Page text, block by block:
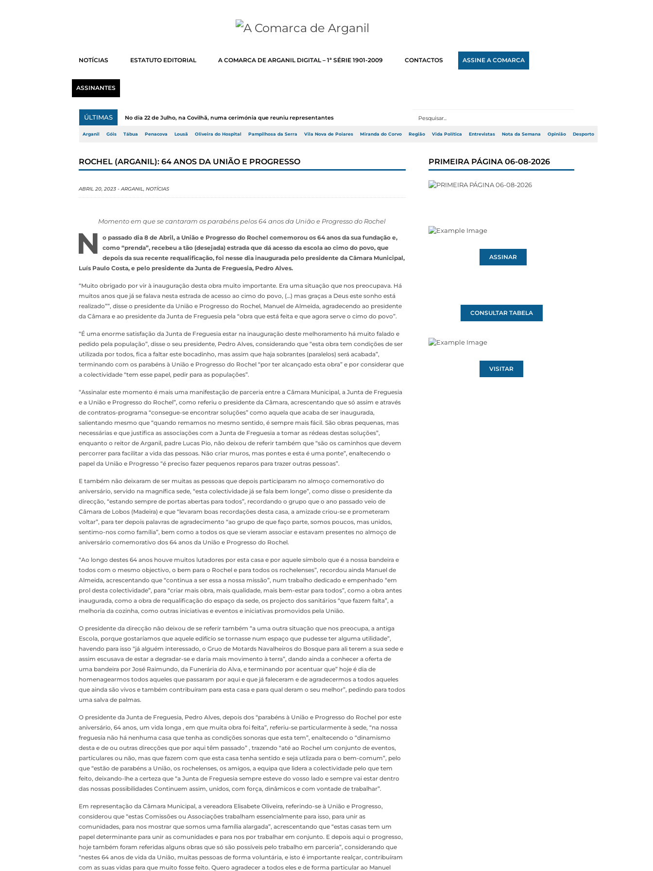
NOTÍCIAS ESTATUTO EDITORIAL A COMARCA DE ARGANIL DIGITAL – 1ª SÉRIE 1901-2009 CONTACTOS ASSINE A COMARCA
ASSINANTES
ÚLTIMAS No dia 22 de Julho, na Covilhã, numa cerimónia que reuniu representantes do Go...
Arganil Góis Tábua Penacova Lousã Oliveira do Hospital Pampilhosa da Serra Vila Nova de Poiares Miranda do Corvo Região Vida Política Entrevistas Nota da Semana Opinião Desporto
ROCHEL (ARGANIL): 64 ANOS DA UNIÃO E PROGRESSO
ABRIL 20, 2023 -ARGANIL, NOTÍCIAS
Momento em que se cantaram os parabéns pelos 64 anos da União e Progresso do Rochel
N
o passado dia 8 de Abril, a União e Progresso do Rochel comemorou os 64 anos da sua fundação e,
como “prenda”, recebeu a tão (desejada) estrada que dá acesso da escola ao cimo do povo, que
depois da sua recente requalificação, foi nesse dia inaugurada pelo presidente da Câmara Municipal,
Luís Paulo Costa, e pelo presidente da Junta de Freguesia, Pedro Alves.
“Muito obrigado por vir à inauguração desta obra muito importante. Era uma situação que nos preocupava. Há
muitos anos que já se falava nesta estrada de acesso ao cimo do povo, (…) mas graças a Deus este sonho está
realizado””, disse o presidente da União e Progresso do Rochel, Manuel de Almeida, agradecendo ao presidente
da Câmara e ao presidente da Junta de Freguesia pela “obra que está feita e que agora serve o cimo do povo”.
“É uma enorme satisfação da Junta de Freguesia estar na inauguração deste melhoramento há muito falado e
pedido pela população”, disse o seu presidente, Pedro Alves, considerando que “esta obra tem condições de ser
utilizada por todos, fica a faltar este bocadinho, mas assim que haja sobrantes (paralelos) será acabada”,
terminando com os parabéns à União e Progresso do Rochel “por ter alcançado esta obra” e por considerar que
a colectividade “tem esse papel, pedir para as populações”.
“Assinalar este momento é mais uma manifestação de parceria entre a Câmara Municipal, a Junta de Freguesia
e a União e Progresso do Rochel”, como referiu o presidente da Câmara, acrescentando que só assim e através
de contratos-programa “consegue-se encontrar soluções” como aquela que acaba de ser inaugurada,
salientando mesmo que “quando remamos no mesmo sentido, é sempre mais fácil. São obras pequenas, mas
necessárias e que justifica as associações com a Junta de Freguesia a tomar as rédeas destas soluções”,
enquanto o reitor de Arganil, padre Lucas Pio, não deixou de referir também que “são os caminhos que devem
percorrer para facilitar a vida das pessoas. Não criar muros, mas pontes e esta é uma ponte”, enaltecendo o
papel da União e Progresso “é preciso fazer pequenos reparos para trazer outras pessoas”.
E também não deixaram de ser muitas as pessoas que depois participaram no almoço comemorativo do
aniversário, servido na magnífica sede, “esta colectividade já se fala bem longe”, como disse o presidente da
direcção, “estando sempre de portas abertas para todos”, recordando o grupo que o ano passado veio de
Câmara de Lobos (Madeira) e que “levaram boas recordações desta casa, a amizade criou-se e prometeram
voltar”, para ter depois palavras de agradecimento “ao grupo de que faço parte, somos poucos, mas unidos,
sentimo-nos como família”, bem como a todos os que se vieram associar e estavam presentes no almoço de
aniversário comemorativo dos 64 anos da União e Progresso do Rochel.
“Ao longo destes 64 anos houve muitos lutadores por esta casa e por aquele símbolo que é a nossa bandeira e
todos com o mesmo objectivo, o bem para o Rochel e para todos os rochelenses”, recordou ainda Manuel de
Almeida, acrescentando que “continua a ser essa a nossa missão”, num trabalho dedicado e empenhado “em
prol desta colectividade”, para “criar mais obra, mais qualidade, mais bem-estar para todos”, como a obra antes
inaugurada, como a obra de requalificação do espaço da sede, os projecto dos sanitários “que fazem falta”, a
melhoria da cozinha, como outras iniciativas e eventos e iniciativas promovidos pela União.
O presidente da direcção não deixou de se referir também “a uma outra situação que nos preocupa, a antiga
Escola, porque gostaríamos que aquele edifício se tornasse num espaço que pudesse ter alguma utilidade”,
havendo para isso “já alguém interessado, o Gruo de Motards Navalheiros do Bosque para ali terem a sua sede e
assim escusava de estar a degradar-se e daria mais movimento à terra”, dando ainda a conhecer a oferta de
uma bandeira por José Raimundo, da Funerária do Alva, e terminando por acentuar que” hoje é dia de
homenagearmos todos aqueles que passaram por aqui e que já faleceram e de agradecermos a todos aqueles
que ainda são vivos e também contribuíram para esta casa e para qual deram o seu melhor”, pedindo para todos
uma salva de palmas.
O presidente da Junta de Freguesia, Pedro Alves, depois dos “parabéns à União e Progresso do Rochel por este
aniversário, 64 anos, um vida longa , em que muita obra foi feita”, referiu-se particularmente à sede, “na nossa
freguesia não há nenhuma casa que tenha as condições sonoras que esta tem”, enaltecendo o “dinamismo
desta e de ou outras direcções que por aqui têm passado” , trazendo “até ao Rochel um conjunto de eventos,
particulares ou não, mas que fazem com que esta casa tenha sentido e seja utlizada para o bem-comum”, pelo
que “estão de parabéns a União, os rochelenses, os amigos, a equipa que lidera a colectividade pelo que tem
feito, deixando-lhe a certeza que “a Junta de Freguesia sempre esteve do vosso lado e sempre vai estar dentro
das nossas possibilidades Continuem assim, unidos, com força, dinâmicos e com vontade de trabalhar”.
Em representação da Câmara Municipal, a vereadora Elisabete Oliveira, referindo-se à União e Progresso,
considerou que “estas Comissões ou Associações trabalham essencialmente para isso, para unir as
comunidades, para nos mostrar que somos uma família alargada”, acrescentando que “estas casas tem um
papel determinante para unir as comunidades e para nos por trabalhar em conjunto. E depois aqui o progresso,
hoje também foram referidas alguns obras que só são possíveis pelo trabalho em parceria”, considerando que
“nestes 64 anos de vida da União, muitas pessoas de forma voluntária, e isto é importante realçar, contribuíram
com as suas vidas para que muito fosse feito. Quero agradecer a todos eles e de forma particular ao Manuel
PRIMEIRA PÁGINA 06-08-2026
ASSINAR
CONSULTAR TABELA
VISITAR